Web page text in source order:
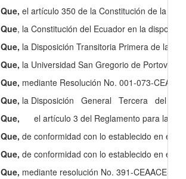
Que, el artículo 350 de la Constitución de la
Que, la Constitución del Ecuador en la
Que, la Disposición Transitoria Primera de la
Que, la Universidad San Gregorio de
Que, mediante Resolución No. 001-073-
Que, la Disposición General Tercera del
Que, el artículo 3 del Reglamento para la
Que, de conformidad con lo establecido en el
Que, de conformidad con lo establecido en el
Que, mediante resolución No. 391-CEAACES-